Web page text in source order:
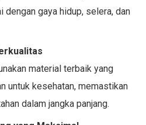
dengan gaya hidup, selera, dan
material terbaik yang
untuk kesehatan, memastikan
dalam jangka panjang.